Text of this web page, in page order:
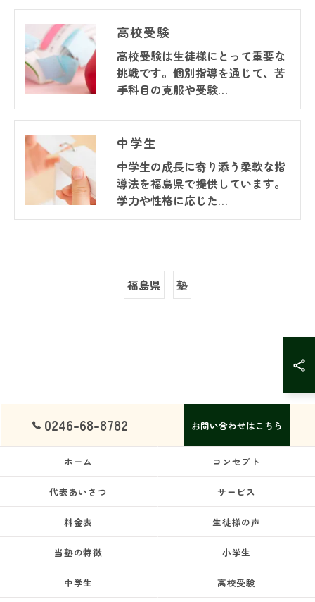
高校受験
高校受験は生徒様にとって重要な
挑戦です。個別指導を通じて、苦
手科目の克服や受験…
中学生
中学生の成長に寄り添う柔軟な指
導法を福島県で提供しています。
学力や性格に応じた…
福島県 塾
0246-68-8782 お問い合わせはこちら
ホーム コンセプト
代表あいさつ サービス
料金表 生徒様の声
当塾の特徴 小学生
中学生 高校受験